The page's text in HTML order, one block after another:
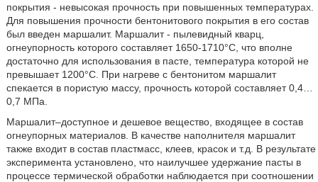
покрытия - невысокая прочность при повышенных температурах.
Для повышения прочности бентонитового покрытия в его состав
был введен маршалит. Маршалит - пылевидный кварц,
огнеупорность которого составляет 1650-1710°C, что вполне
достаточно для использования в пасте, температура которой не
превышает 1200°C. При нагреве с бентонитом маршалит
спекается в пористую массу, прочность которой составляет 0,4…
0,7 МПа.
Маршалит–доступное и дешевое вещество, входящее в состав
огнеупорных материалов. В качестве наполнителя маршалит
также входит в состав пластмасс, клеев, красок и т.д. В результате
эксперимента установлено, что наилучшее удержание пасты в
процессе термической обработки наблюдается при соотношении